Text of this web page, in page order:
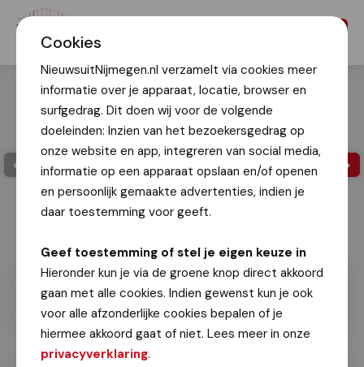
Cookies
NieuwsuitNijmegen.nl verzamelt via cookies meer
informatie over je apparaat, locatie, browser en
surfgedrag. Dit doen wij voor de volgende
doeleinden: Inzien van het bezoekersgedrag op
onze website en app, integreren van social media,
informatie op een apparaat opslaan en/of openen
en persoonlijk gemaakte advertenties, indien je
daar toestemming voor geeft.
Geef toestemming of stel je eigen keuze in
Hieronder kun je via de groene knop direct akkoord
gaan met alle cookies. Indien gewenst kun je ook
voor alle afzonderlijke cookies bepalen of je
hiermee akkoord gaat of niet. Lees meer in onze
privacyverklaring.